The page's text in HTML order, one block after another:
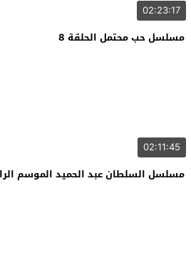
02:23:17
مسلسل حب محتمل الحلقة 8
02:11:45
مسلسل السلطان عبد الحميد الموسم الرابع